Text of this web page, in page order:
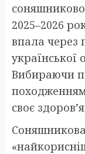
2025–2026
впала через
української
Вибираючи
своє